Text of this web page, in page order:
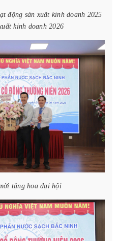
động sản xuất kinh doanh 2025
kinh doanh 2026
tặng hoa đại hội